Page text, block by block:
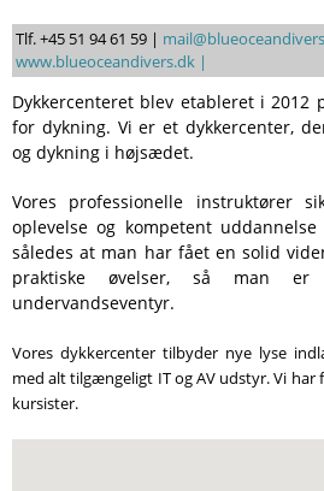
Tlf. +45 51 94 61 59 |
www.blueoceandivers.dk |
Dykkercenteret blev etableret i 2012
for dykning. Vi er et dykkercenter,
og dykning i højsædet.
Vores professionelle instruktører
oplevelse og kompetent
således at man har fået en solid
praktiske øvelser, så man
undervandseventyr.
Vores dykkercenter tilbyder nye lyse
med alt tilgængeligt IT og AV udstyr. Vi har
kursister.